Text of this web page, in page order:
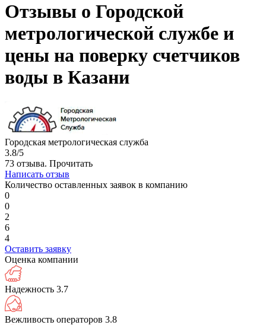
Отзывы о Городской
метрологической службе и
цены на поверку счетчиков
воды в Казани
Городская метрологическая служба
3.8/5
73 отзыва. Прочитать
Написать отзыв
Количество оставленных заявок в компанию
0
0
2
6
4
Оставить заявку
Оценка компании
Надежность 3.7
Вежливость операторов 3.8